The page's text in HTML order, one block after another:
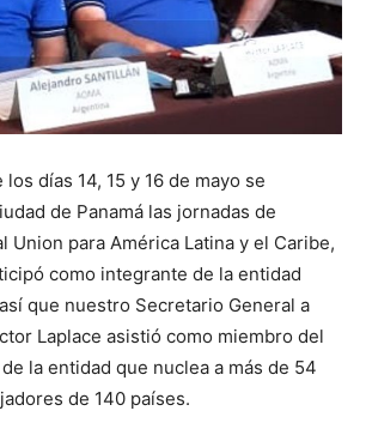
días 14, 15 y 16 de mayo se
de Panamá las jornadas de
Union para América Latina y el Caribe,
como integrante de la entidad
que nuestro Secretario General a
Laplace asistió como miembro del
la entidad que nuclea a más de 54
de 140 países.